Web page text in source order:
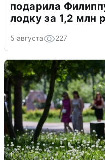
подарила
лодку за 1,2 млн
5 августа 227